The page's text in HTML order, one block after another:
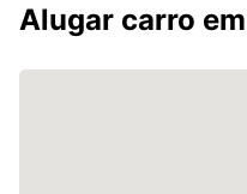
Alugar carro